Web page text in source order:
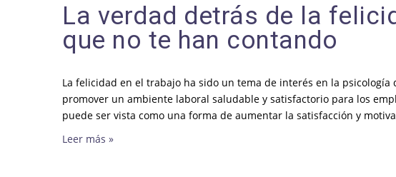
La verdad detrás de la
que no te han contando
La felicidad en el trabajo ha sido un tema de interés en la
promover un ambiente laboral saludable y satisfactorio para los
puede ser vista como una forma de aumentar la satisfacción y
Leer más »